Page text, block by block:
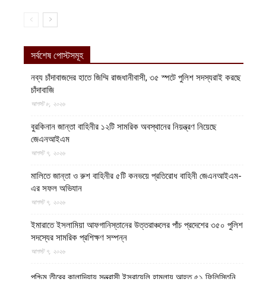
সর্বশেষ পোস্টসমূহ
নব্য চাঁদাবাজদের হাতে জিম্মি রাজধানীবাসী, ৩৫ স্পটে পুলিশ সদস্যরাই করছে
চাঁদাবাজি
আগস্ট ৮, ২০২৬
বুরকিনান জান্তা বাহিনীর ১২টি সামরিক অবস্থানের নিয়ন্ত্রণ নিয়েছে
জেএনআইএম
আগস্ট ৭, ২০২৬
মালিতে জান্তা ও রুশ বাহিনীর ৫টি কনভয়ে প্রতিরোধ বাহিনী জেএনআইএম-
এর সফল অভিযান
আগস্ট ৭, ২০২৬
ইমারাতে ইসলামিয়া আফগানিস্তানের উত্তরাঞ্চলের পাঁচ প্রদেশের ৩৫০ পুলিশ
সদস্যের সামরিক প্রশিক্ষণ সম্পন্ন
আগস্ট ৭, ২০২৬
পশ্চিম তীরের কালান্দিয়ায় সন্ত্রাসী ইসরায়েলি হামলায় আহত ৫১ ফিলিস্তিনি